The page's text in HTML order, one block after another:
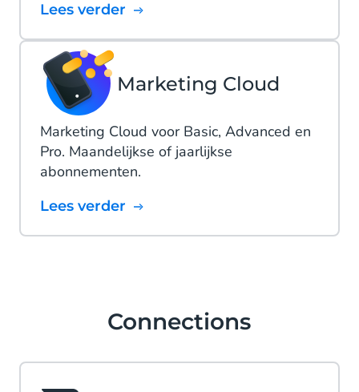
Lees verder
Marketing Cloud
Marketing Cloud voor Basic, Advanced en
Pro. Maandelijkse of jaarlijkse
abonnementen.
Lees verder
Connections